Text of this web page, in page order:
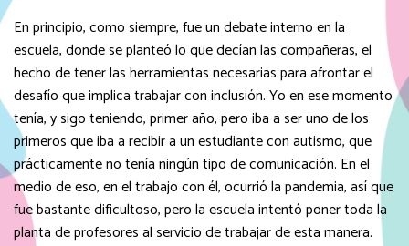
En principio, como siempre, fue un debate interno en la
escuela, donde se planteó lo que decían las compañeras, el
hecho de tener las herramientas necesarias para afrontar el
desafío que implica trabajar con inclusión. Yo en ese momento
tenía, y sigo teniendo, primer año, pero iba a ser uno de los
primeros que iba a recibir a un estudiante con autismo, que
prácticamente no tenía ningún tipo de comunicación. En el
medio de eso, en el trabajo con él, ocurrió la pandemia, así que
fue bastante dificultoso, pero la escuela intentó poner toda la
planta de profesores al servicio de trabajar de esta manera.